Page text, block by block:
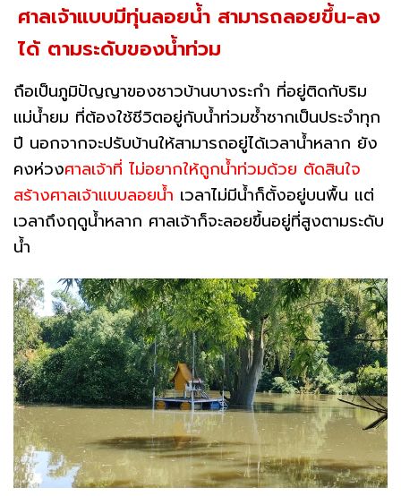
ศาลเจ้าแบบมีทุ่นลอยน้ำ สามารถลอยขึ้น-ลง
ได้ ตามระดับของน้ำท่วม
ถือเป็นภูมิปัญญาของชาวบ้านบางระกำ ที่อยู่ติดกับริม
แม่น้ำยม ที่ต้องใช้ชีวิตอยู่กับน้ำท่วมซ้ำซากเป็นประจำทุก
ปี นอกจากจะปรับบ้านให้สามารถอยู่ได้เวลาน้ำหลาก ยัง
คงห่วงศาลเจ้าที่ ไม่อยากให้ถูกน้ำท่วมด้วย ตัดสินใจ
สร้างศาลเจ้าแบบลอยน้ำ เวลาไม่มีน้ำก็ตั้งอยู่บนพื้น แต่
เวลาถึงฤดูน้ำหลาก ศาลเจ้าก็จะลอยขึ้นอยู่ที่สูงตามระดับ
น้ำ